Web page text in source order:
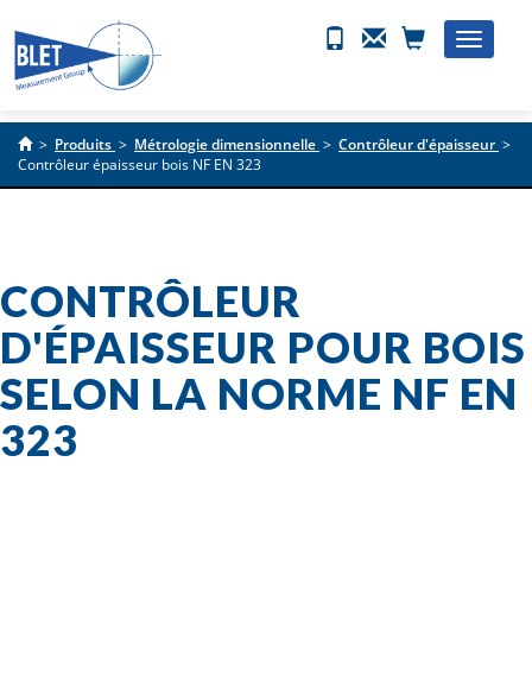
Toggle
> Produits > Métrologie dimensionnelle > Contrôleur d'épaisseur >
Contrôleur épaisseur bois NF EN 323
CONTRÔLEUR
D'ÉPAISSEUR POUR BOIS
SELON LA NORME NF EN
323